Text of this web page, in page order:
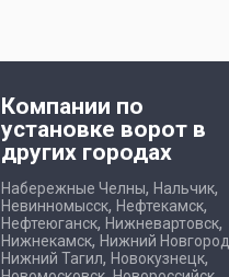
Компании по
установке ворот в
других городах
Набережные Челны, Нальчик,
Невинномысск, Нефтекамск,
Нефтеюганск, Нижневартовск,
Нижнекамск, Нижний Новгород
Нижний Тагил, Новокузнецк,